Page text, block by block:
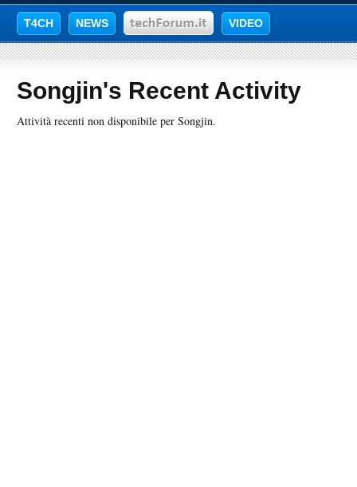
T4CH NEWS VIDEO
Songjin's Recent Activity
Attività recenti non disponibile per Songjin.